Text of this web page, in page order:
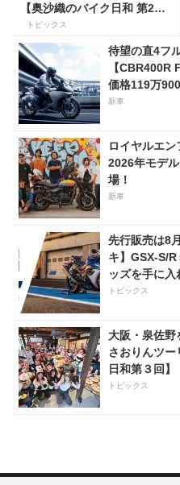
【奥沙織のバイク日和 第2
回】
トピックス
待望の直4フ
【
価格119万
新車
ロイヤルエン
2026年モデ
場！
新車
先行販売は8
キ】GSX-S/
ッズを手に入
トピックス
大阪・泉佐
さおりんツー
日和第３回】
トピックス